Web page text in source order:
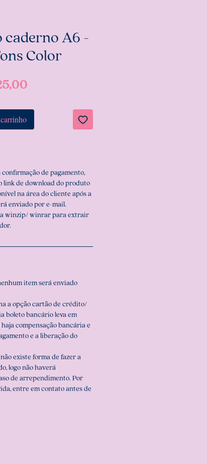
caderno A6 -
Color
Preço
de pagamento,
link de download do produto
na área do cliente após a
enviado por e-mail.
winzip/ winrar para extrair
item será enviado
a opção cartão de crédito/
boleto bancário leva em
compensação bancária e
e a liberação do
existe forma de fazer a
logo não haverá
de arrependimento. Por
entre em contato antes de